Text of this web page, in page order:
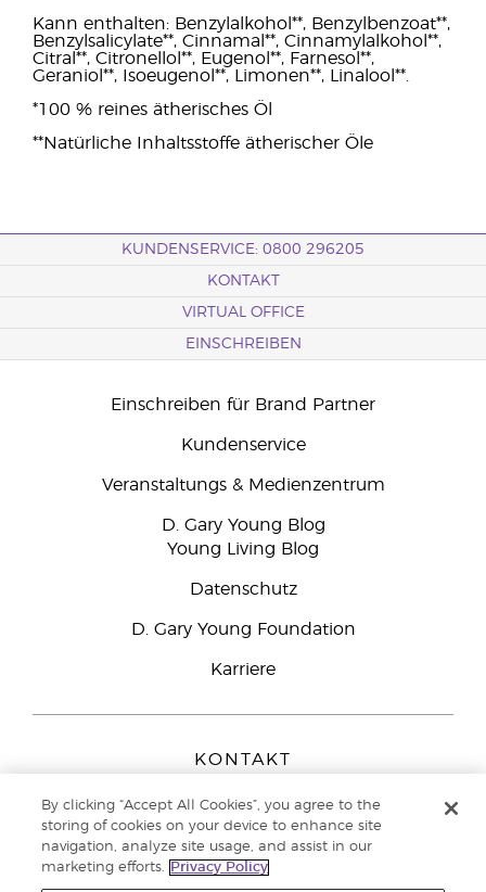
Kann enthalten: Benzylalkohol**, Benzylbenzoat**,
Benzylsalicylate**, Cinnamal**, Cinnamylalkohol**,
Citral**, Citronellol**, Eugenol**, Farnesol**,
Geraniol**, Isoeugenol**, Limonen**, Linalool**.
*100 % reines ätherisches Öl
**Natürliche Inhaltsstoffe ätherischer Öle
KUNDENSERVICE: 0800 296205
KONTAKT
VIRTUAL OFFICE
EINSCHREIBEN
Einschreiben für Brand Partner
Kundenservice
Veranstaltungs & Medienzentrum
D. Gary Young Blog
Young Living Blog
Datenschutz
D. Gary Young Foundation
Karriere
KONTAKT
Peizerweg 97
9727 AJ Groningen
Netherlands
By clicking “Accept All Cookies”, you agree to the
storing of cookies on your device to enhance site
navigation, analyze site usage, and assist in our
marketing efforts.
Privacy Policy